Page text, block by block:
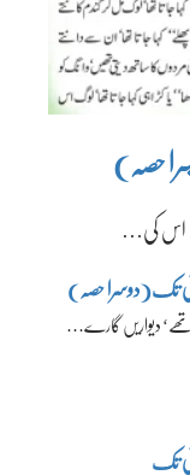
حصہ)
اس کی…
تک(دوسرا حصہ)
دیواریں گارے…
تک